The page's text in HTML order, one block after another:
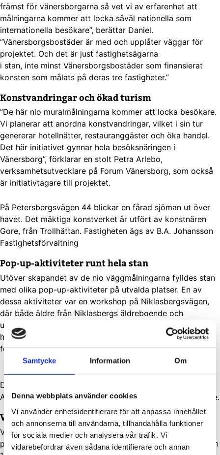
Samtycke Information Om
Denna webbplats använder cookies
Vi använder enhetsidentifierare för att anpassa innehållet
och annonserna till användarna, tillhandahålla funktioner
för sociala medier och analysera vår trafik. Vi
vidarebefordrar även sådana identifierare och annan
främst för vänersborgarna så vet vi av erfarenhet att
målningarna kommer att locka såväl nationella som
internationella besökare”, berättar Daniel.
”Vänersborgsbostäder är med och upplåter väggar för
projektet. Och det är just fastighetsägarna
i stan, inte minst Vänersborgsbostäder som finansierat
konsten som målats på deras tre fastigheter.”
Konstvandringar och ökad turism
”De här nio muralmålningarna kommer att locka besökare.
Vi planerar att anordna konstvandringar, vilket i sin tur
genererar hotellnätter, restauranggäster och öka handel.
Det här initiativet gynnar hela besöksnäringen i
Vänersborg”, förklarar en stolt Petra Arlebo,
verksamhetsutvecklare på Forum Vänersborg, som också
är initiativtagare till projektet.
På Petersbergsvägen 44 blickar en fårad sjöman ut över
havet. Det mäktiga konstverket är utfört av konstnären
Gore, från Trollhättan. Fastigheten ägs av B.A. Johansson
Fastighetsförvaltning
Pop-up-aktiviteter runt hela stan
Utöver skapandet av de nio väggmålningarna fylldes stan
med olika pop-up-aktiviteter på utvalda platser. En av
dessa aktiviteter var en workshop på Niklasbergsvägen,
där både äldre från Niklasbergs äldreboende och
ungdomar från fritidsklubben Barnens Kastanj satte sina
handavtryck på muren som konstnären Elina Metso
förvandlade till vacker konst.
Det här var det roligaste jag har varit med om, skrattar
Astrid Dahlberg, som deltog från Niklasbergs äldreboende.
Vackert, tryggt och trivsamt
Vänersborgsbostäders tre konstprydda väggar hittar du
på Torpavägen 7, Niklasbergvägen 9 och Storegårdsvägen